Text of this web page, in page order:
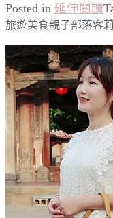
Posted in 延伸閱讀
旅遊美食親子部落客